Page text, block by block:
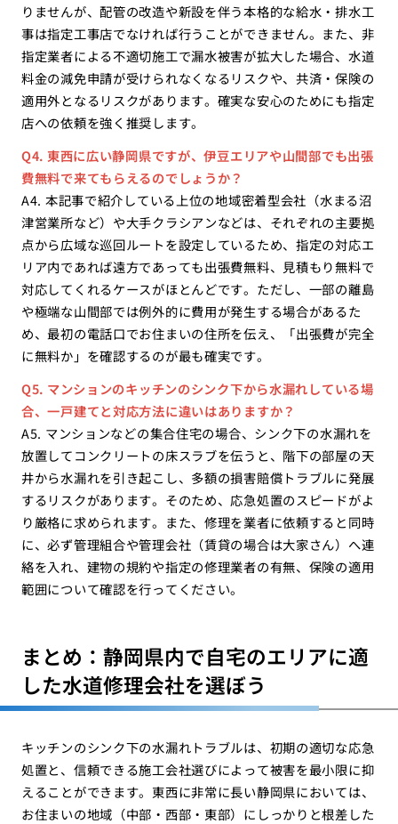
りませんが、配管の改造や新設を伴う本格的な給水・排水工
事は指定工事店でなければ行うことができません。また、非
指定業者による不適切施工で漏水被害が拡大した場合、水道
料金の減免申請が受けられなくなるリスクや、共済・保険の
適用外となるリスクがあります。確実な安心のためにも指定
店への依頼を強く推奨します。
Q4. 東西に広い静岡県ですが、伊豆エリアや山間部でも出張
費無料で来てもらえるのでしょうか？
A4. 本記事で紹介している上位の地域密着型会社（水まる沼
津営業所など）や大手クラシアンなどは、それぞれの主要拠
点から広域な巡回ルートを設定しているため、指定の対応エ
リア内であれば遠方であっても出張費無料、見積もり無料で
対応してくれるケースがほとんどです。ただし、一部の離島
や極端な山間部では例外的に費用が発生する場合があるた
め、最初の電話口でお住まいの住所を伝え、「出張費が完全
に無料か」を確認するのが最も確実です。
Q5. マンションのキッチンのシンク下から水漏れしている場
合、一戸建てと対応方法に違いはありますか？
A5. マンションなどの集合住宅の場合、シンク下の水漏れを
放置してコンクリートの床スラブを伝うと、階下の部屋の天
井から水漏れを引き起こし、多額の損害賠償トラブルに発展
するリスクがあります。そのため、応急処置のスピードがよ
り厳格に求められます。また、修理を業者に依頼すると同時
に、必ず管理組合や管理会社（賃貸の場合は大家さん）へ連
絡を入れ、建物の規約や指定の修理業者の有無、保険の適用
範囲について確認を行ってください。
まとめ：静岡県内で自宅のエリアに適
した水道修理会社を選ぼう
キッチンのシンク下の水漏れトラブルは、初期の適切な応急
処置と、信頼できる施工会社選びによって被害を最小限に抑
えることができます。東西に非常に長い静岡県においては、
お住まいの地域（中部・西部・東部）にしっかりと根差した